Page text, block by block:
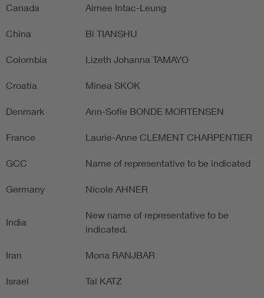
Canada Aimee Intac-Leung
China Bi TIANSHU
Colombia Lizeth Johanna TAMAYO
Croatia Minea SKOK
Denmark Ann-Sofie BONDE MORTENSEN
France Laurie-Anne CLEMENT CHARPENTIER
GCC Name of representative to be indicated
Germany Nicole AHNER
India
New name of representative to be
indicated.
Iran Mona RANJBAR
Israel Tal KATZ